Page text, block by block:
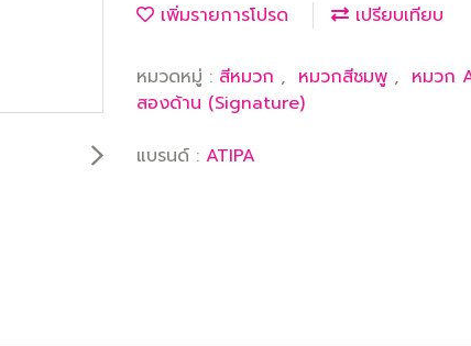
เพิ่มรายการโปรด เปรียบเทียบ
หมวดหมู่ : สีหมวก , หมวกสีชมพู , หมวก
สองด้าน (Signature)
แบรนด์ : ATIPA